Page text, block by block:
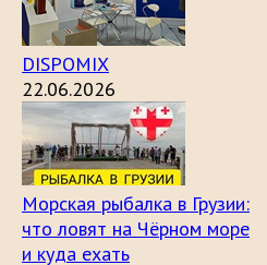
DISPOMIX
22.06.2026
Морская рыбалка в Грузии:
что ловят на Чёрном море
и куда ехать